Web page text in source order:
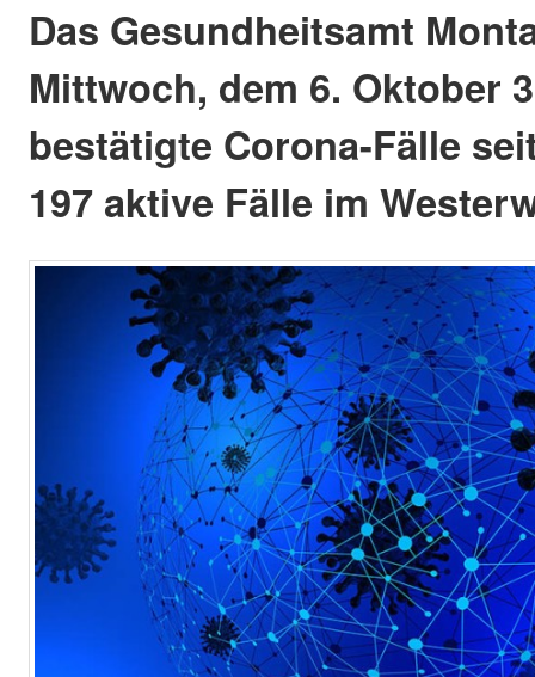
Das Gesundheitsamt
Mittwoch, dem 6. Oktober
bestätigte Corona-Fälle
197 aktive Fälle im